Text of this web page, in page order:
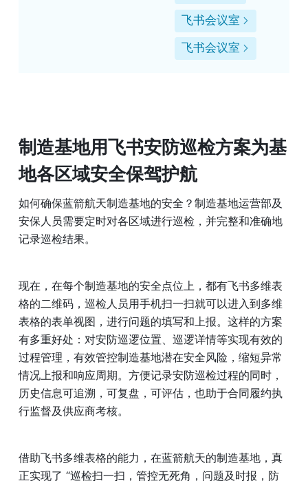
飞书会议室
飞书会议室
制造基地用飞书安防巡检方案为基
地各区域安全保驾护航
如何确保蓝箭航天制造基地的安全？制造基地运营部及
安保人员需要定时对各区域进行巡检，并完整和准确地
记录巡检结果。
现在，在每个制造基地的安全点位上，都有飞书多维表
格的二维码，巡检人员用手机扫一扫就可以进入到多维
表格的表单视图，进行问题的填写和上报。这样的方案
有多重好处：对安防巡逻位置、巡逻详情等实现有效的
过程管理，有效管控制造基地潜在安全风险，缩短异常
情况上报和响应周期。方便记录安防巡检过程的同时，
历史信息可追溯，可复盘，可评估，也助于合同履约执
行监督及供应商考核。
借助飞书多维表格的能力，在蓝箭航天的制造基地，真
正实现了 “巡检扫一扫，管控无死角，问题及时报，防